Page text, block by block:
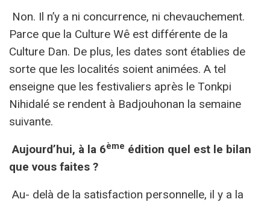
Non. Il n’y a ni concurrence, ni chevauchement.
Parce que la Culture Wê est différente de la
Culture Dan. De plus, les dates sont établies de
sorte que les localités soient animées. A tel
enseigne que les festivaliers après le Tonkpi
Nihidalé se rendent à Badjouhonan la semaine
suivante.
Aujourd’hui, à la 6ème édition quel est le bilan
que vous faites ?
Au- delà de la satisfaction personnelle, il y a la